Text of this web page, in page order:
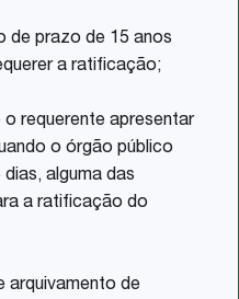
de prazo de 15 anos
a ratificação;
o requerente apresentar
o órgão público
alguma das
a ratificação do
arquivamento de